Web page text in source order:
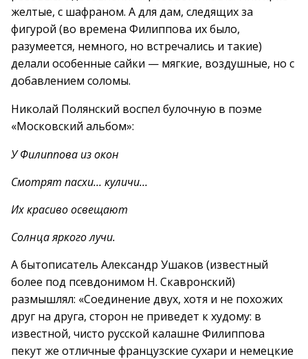
желтые, с шафраном. А для дам, следящих за
фигурой (во времена Филиппова их было,
разумеется, немного, но встречались и такие)
делали особенные сайки — мягкие, воздушные, но с
добавлением соломы.
Николай Полянский воспел булочную в поэме
«Московский альбом»:
У Филиппова из окон
Смотрят пасхи… куличи…
Их красиво освещают
Солнца яркого лучи.
А бытописатель Александр Ушаков (известный
более под псевдонимом Н. Скавронский)
размышлял: «Соединение двух, хотя и не похожих
друг на друга, сторон не приведет к худому: в
известной, чисто русской калашне Филиппова
пекут же отличные французские сухари и немецкие